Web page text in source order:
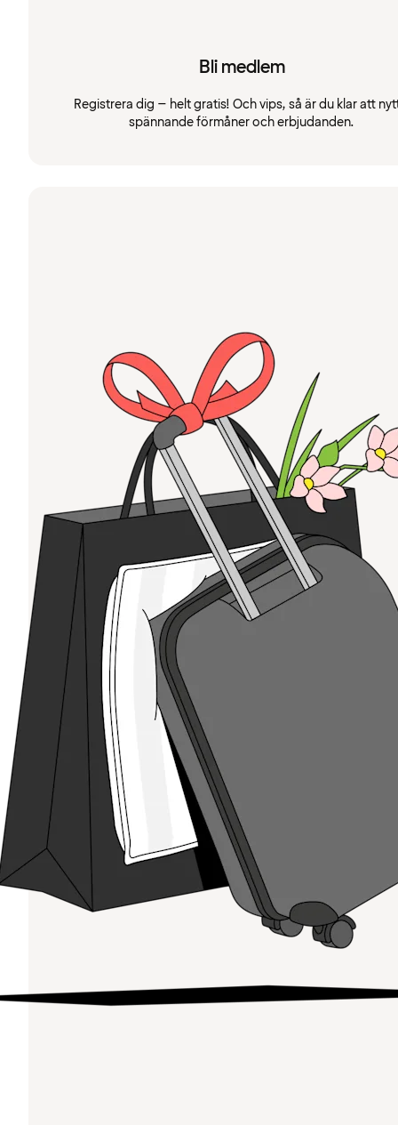
Bli medlem
Registrera dig – helt gratis! Och vips, så är du klar att
spännande förmåner och erbjudanden.